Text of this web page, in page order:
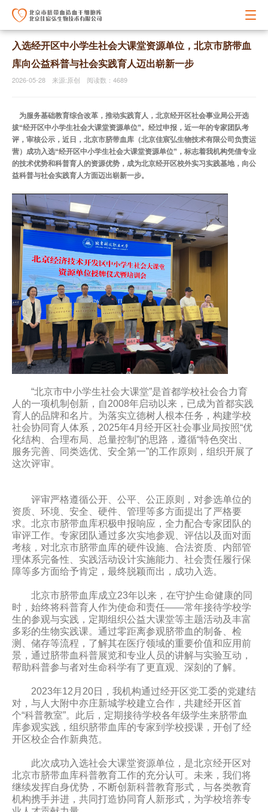
入选经开区中小学生社会大课堂资源单位，北京市脐带血
库向公益科普与社会实践育人迈出崭新一步
2026-05-28 来源:原创 阅读数：4689
为服务基础教育综合改革，推动实践育人，北京经开区社会事业局公开选
拔“经开区中小学生社会大课堂资源单位”。经过申报，近一年的专家团队考
评，审核公示，近日，北京市脐带血库（北京佳宸弘生物技术有限公司负责运
营）成功入选“经开区中小学生社会大课堂资源单位”，标志着我机构凭借专业
的技术优势和科普育人的资源优势，成为北京经开区校外实习实践基地，向公
益科普与社会实践育人方面迈出崭新一步。
“北京市中小学生社会大课堂”是首都学校社会合力育
人的一项机制创新，自2008年启动以来，已成为首都实践
育人的品牌和名片。为落实立德树人根本任务，构建学校
社会协同育人体系，2025年4月经开区社会事业局按照“优
化结构、合理布局、总量控制”的思路，遵循“特色突出、
服务完善、同类选优、安全第一”的工作原则，组织开展了
这次评审。
评审严格遵循公开、公平、公正原则，对参选单位的
资质、环境、安全、硬件、管理等多方面提出了严格要
求。北京市脐带血库积极申报响应，全力配合专家团队的
审评工作。专家团队通过多次实地参观、评估以及面对面
考核，对北京市脐带血库的硬件设施、合法资质、内部管
理体系完备性、实践活动设计实施能力、社会责任履行保
障等多方面给予肯定，最终脱颖而出，成功入选。
北京市脐带血库成立23年以来，在守护生命健康的同
时，始终将科普育人作为使命和责任——常年接待学校学
生的参观与实践，定期组织公益大课堂等主题活动及丰富
多彩的生物实践课。通过零距离参观脐带血的制备、检
测、储存等流程，了解其在医疗领域的重要价值和应用前
景，通过脐带血科普展览和专业人员的讲解与实验互动，
帮助科普参与者对生命科学有了更直观、深刻的了解。
2023年12月20日，我机构通过经开区党工委的党建结
对，与人大附中亦庄新城学校建立合作，共建经开区首
个“科普教室”。此后，定期接待学校各年级学生来脐带血
库参观实践，组织脐带血库的专家到学校授课，开创了经
开区校企合作新典范。
此次成功入选社会大课堂资源单位，是北京经开区对
北京市脐带血库科普教育工作的充分认可。未来，我们将
继续发挥自身优势，不断创新科普教育形式，与各类教育
机构携手并进，共同打造协同育人新形式，为学校培养专